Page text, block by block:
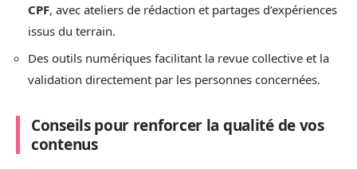
CPF, avec ateliers de rédaction et partages d’expériences
issus du terrain.
Des outils numériques facilitant la revue collective et la
validation directement par les personnes concernées.
Conseils pour renforcer la qualité de vos
contenus